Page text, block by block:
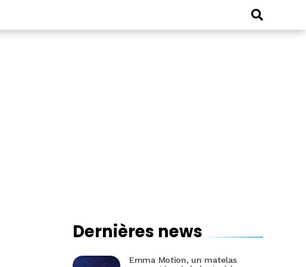
Dernières news
Emma Motion, un matelas